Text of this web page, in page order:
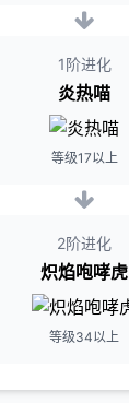
1阶进化
炎热喵
等级17以上
2阶进化
炽焰咆哮虎
等级34以上